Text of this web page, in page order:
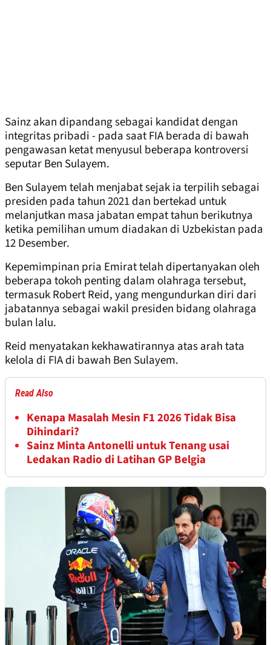
Sainz akan dipandang sebagai kandidat dengan
integritas pribadi - pada saat FIA berada di bawah
pengawasan ketat menyusul beberapa kontroversi
seputar Ben Sulayem.
Ben Sulayem telah menjabat sejak ia terpilih sebagai
presiden pada tahun 2021 dan bertekad untuk
melanjutkan masa jabatan empat tahun berikutnya
ketika pemilihan umum diadakan di Uzbekistan pada
12 Desember.
Kepemimpinan pria Emirat telah dipertanyakan oleh
beberapa tokoh penting dalam olahraga tersebut,
termasuk Robert Reid, yang mengundurkan diri dari
jabatannya sebagai wakil presiden bidang olahraga
bulan lalu.
Reid menyatakan kekhawatirannya atas arah tata
kelola di FIA di bawah Ben Sulayem.
Read Also
Kenapa Masalah Mesin F1 2026 Tidak Bisa
Dihindari?
Sainz Minta Antonelli untuk Tenang usai
Ledakan Radio di Latihan GP Belgia